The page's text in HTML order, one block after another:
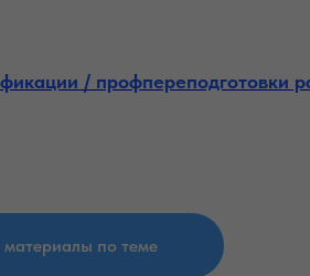
/ профпереподготовки
по теме